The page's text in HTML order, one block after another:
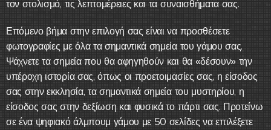
τον στολισμό, τις λεπτομέρειες και τα συναισθήματα σας.
Επόμενο βήμα στην επιλογή σας είναι να προσθέσετε
φωτογραφίες με όλα τα σημαντικά σημεία του γάμου σας.
Ψάχνετε τα σημεία που θα αφηγηθούν και θα «δέσουν» την
υπέροχη ιστορία σας, όπως οι προετοιμασίες σας, η είσοδος
σας στην εκκλησία, τα σημαντικά σημεία του μυστηρίου, η
είσοδος σας στην δεξίωση και φυσικά το πάρτι σας. Προτείνω
σε ένα ψηφιακό άλμπουμ γάμου με 50 σελίδες να επιλέξετε